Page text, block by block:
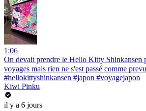
1:06
On devait prendre le Hello Kitty Shinkansen
voyages mais rien ne s'est passé comme
#hellokittyshinkansen #japon #voyagejapon
Kiwi Pinku
il y a 6 jours